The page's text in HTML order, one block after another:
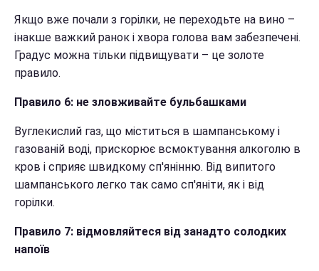
Якщо вже почали з горілки, не переходьте на вино –
інакше важкий ранок і хвора голова вам забезпечені.
Градус можна тільки підвищувати – це золоте
правило.
Правило 6: не зловживайте бульбашками
Вуглекислий газ, що міститься в шампанському і
газованій воді, прискорює всмоктування алкоголю в
кров і сприяє швидкому сп'янінню. Від випитого
шампанського легко так само сп'яніти, як і від
горілки.
Правило 7: відмовляйтеся від занадто солодких
напоїв